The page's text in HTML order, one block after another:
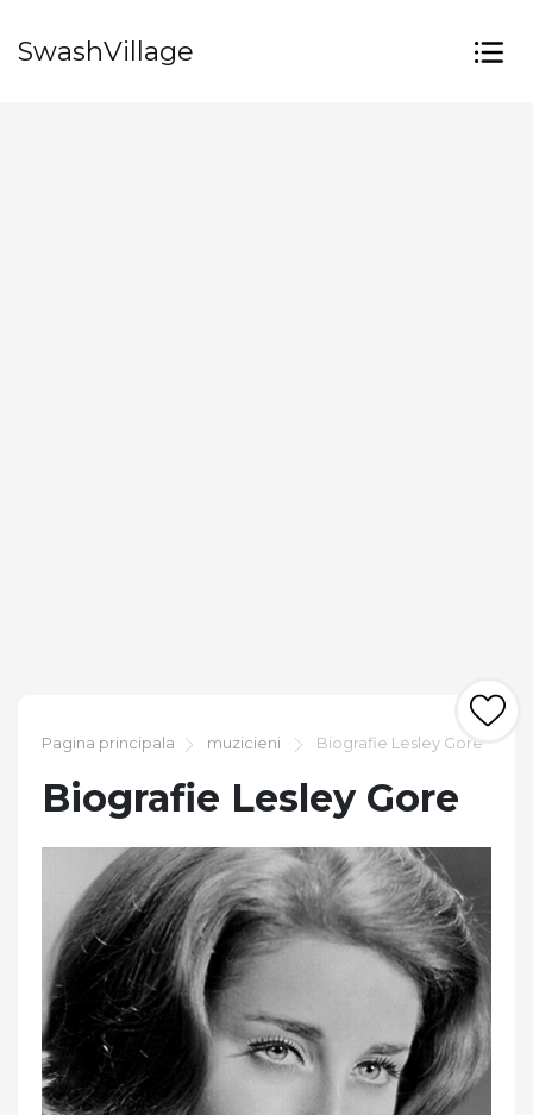
SwashVillage
Pagina principala muzicieni Biografie Lesley Gore
Biografie Lesley Gore